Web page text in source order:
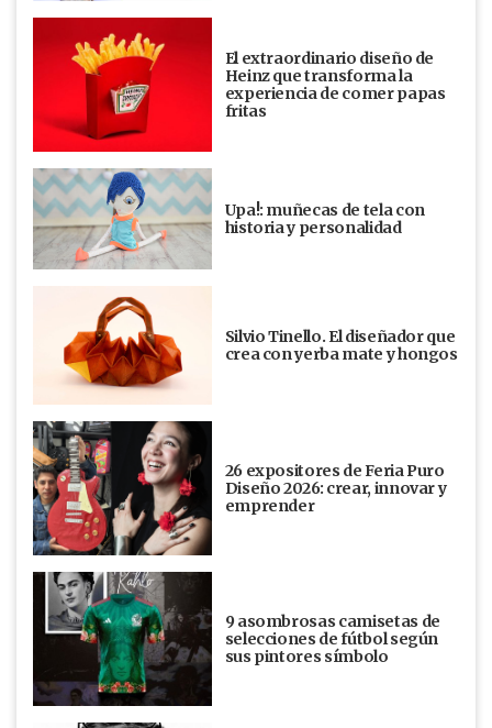
El extraordinario diseño de
Heinz que transforma la
experiencia de comer papas
fritas
Upa!: muñecas de tela con
historia y personalidad
Silvio Tinello. El diseñador que
crea con yerba mate y hongos
26 expositores de Feria Puro
Diseño 2026: crear, innovar y
emprender
9 asombrosas camisetas de
selecciones de fútbol según
sus pintores símbolo